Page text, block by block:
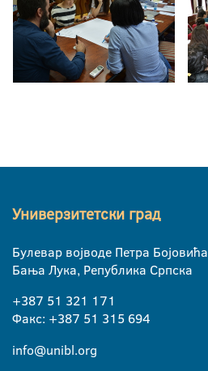
Универзитетски град
Булевар војводе Петра Бојовића
Бања Лука, Република Српска
+387 51 321 171
Факс: +387 51 315 694
info@unibl.org